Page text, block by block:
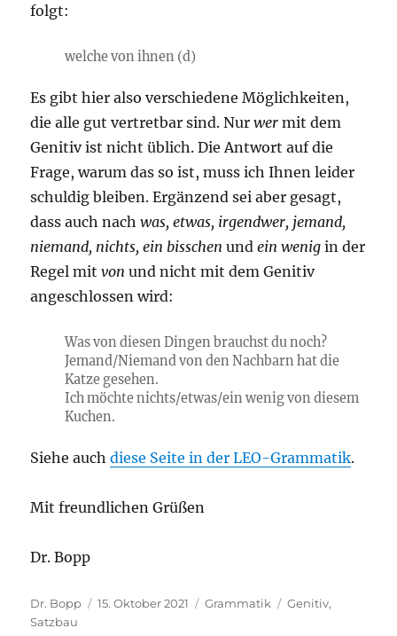
folgt:
welche von ihnen (d)
Es gibt hier also verschiedene Möglichkeiten,
die alle gut vertretbar sind. Nurwer mit dem
Genitiv ist nicht üblich. Die Antwort auf die
Frage, warum das so ist, muss ich Ihnen leider
schuldig bleiben. Ergänzend sei aber gesagt,
dass auch nachwas, etwas, irgendwer, jemand,
niemand, nichts, ein bisschenund ein wenig in der
Regel mitvon und nicht mit dem Genitiv
angeschlossen wird:
Was von diesen Dingen brauchst du noch?
Jemand/Niemand von den Nachbarn hat die
Katze gesehen.
Ich möchte nichts/etwas/ein wenig von diesem
Kuchen.
Siehe auchdiese Seite in der LEO-Grammatik.
Mit freundlichen Grüßen
Dr. Bopp
Autor
Dr. Bopp
Veröffentlicht
15. Oktober 2021 Kategorien
Grammatik Schlagwörter
Genitiv,
Satzbau